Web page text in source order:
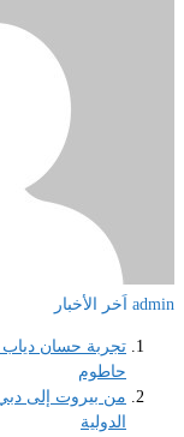
admin اَخر الأخبار
تجربة حسان دياب
حاطوم
الدولية